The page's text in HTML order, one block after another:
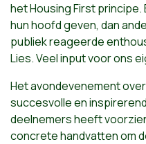
het Housing First
hun hoofd geven, dan
publiek reageerde
Lies. Veel input voor ons
Het avondevenement
succesvolle en
deelnemers heeft
concrete handvatten om